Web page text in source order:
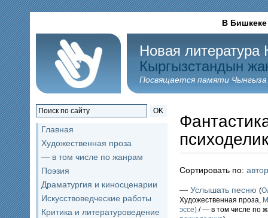
В Бишкеке
Новая литература
Кыргызстандын
Посвящается памяти
OK
Главная
Художественная проза
— в том числе по жанрам
Поэзия
Драматургия и киносценарии
Искусствоведческие работы
Критика и литературоведение
Сортировать по:
— Услышать песню (
Художественная проза,
эссе) / — в том числе по